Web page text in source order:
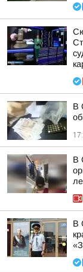
В
В
В